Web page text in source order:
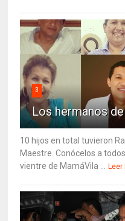
3
Los hermanos
10 hijos en total tuvieron
Maestre. Conócelos a
vientre de MamáVila ... Leer